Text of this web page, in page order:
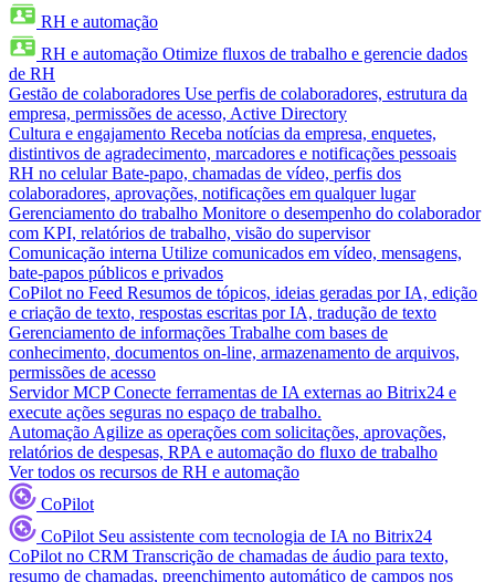
RH e automação
RH e automação Otimize fluxos de trabalho e gerencie dados
de RH
Gestão de colaboradores Use perfis de colaboradores, estrutura da
empresa, permissões de acesso, Active Directory
Cultura e engajamento Receba notícias da empresa, enquetes,
distintivos de agradecimento, marcadores e notificações pessoais
RH no celular Bate-papo, chamadas de vídeo, perfis dos
colaboradores, aprovações, notificações em qualquer lugar
Gerenciamento do trabalho Monitore o desempenho do colaborador
com KPI, relatórios de trabalho, visão do supervisor
Comunicação interna Utilize comunicados em vídeo, mensagens,
bate-papos públicos e privados
CoPilot no Feed Resumos de tópicos, ideias geradas por IA, edição
e criação de texto, respostas escritas por IA, tradução de texto
Gerenciamento de informações Trabalhe com bases de
conhecimento, documentos on-line, armazenamento de arquivos,
permissões de acesso
Servidor MCP Conecte ferramentas de IA externas ao Bitrix24 e
execute ações seguras no espaço de trabalho.
Automação Agilize as operações com solicitações, aprovações,
relatórios de despesas, RPA e automação do fluxo de trabalho
Ver todos os recursos de RH e automação
CoPilot
CoPilot Seu assistente com tecnologia de IA no Bitrix24
CoPilot no CRM Transcrição de chamadas de áudio para texto,
resumo de chamadas, preenchimento automático de campos nos